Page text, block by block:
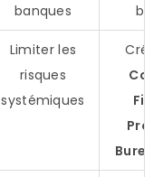
banques
Limiter les
risques
systémiques